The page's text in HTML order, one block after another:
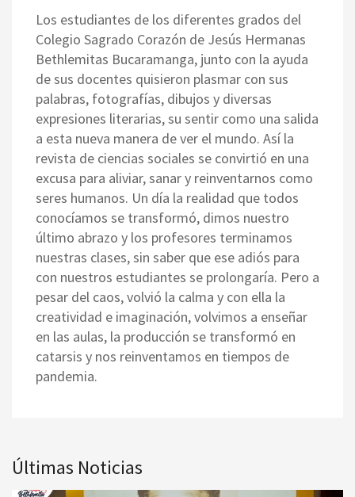
Los estudiantes de los diferentes grados del
Colegio Sagrado Corazón de Jesús Hermanas
Bethlemitas Bucaramanga, junto con la ayuda
de sus docentes quisieron plasmar con sus
palabras, fotografías, dibujos y diversas
expresiones literarias, su sentir como una salida
a esta nueva manera de ver el mundo. Así la
revista de ciencias sociales se convirtió en una
excusa para aliviar, sanar y reinventarnos como
seres humanos. Un día la realidad que todos
conocíamos se transformó, dimos nuestro
último abrazo y los profesores terminamos
nuestras clases, sin saber que ese adiós para
con nuestros estudiantes se prolongaría. Pero a
pesar del caos, volvió la calma y con ella la
creatividad e imaginación, volvimos a enseñar
en las aulas, la producción se transformó en
catarsis y nos reinventamos en tiempos de
pandemia.
Últimas Noticias